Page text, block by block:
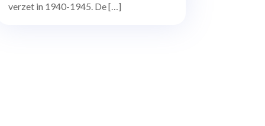
verzet in 1940-1945. De […]